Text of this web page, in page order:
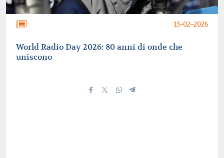
13-02-2026
World Radio Day 2026: 80 anni di onde che
uniscono